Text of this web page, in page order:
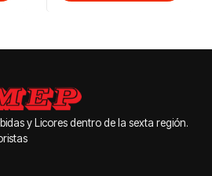
y Licores dentro de la sexta región.